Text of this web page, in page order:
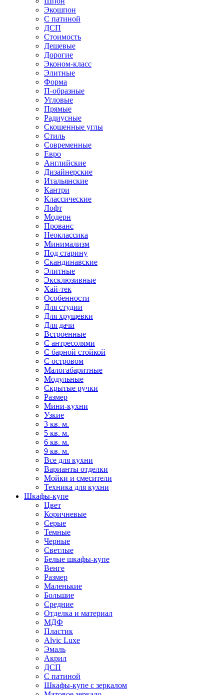
Экошпон
С патиной
ДСП
Стоимость
Дешевые
Дорогие
Эконом-класс
Элитные
Форма
П-образные
Угловые
Прямые
Радиусные
Скошенные углы
Стиль
Современные
Евро
Английские
Дизайнерские
Итальянские
Кантри
Классические
Лофт
Модерн
Прованс
Неоклассика
Минимализм
Под старину
Скандинавские
Элитные
Эксклюзивные
Хай-тек
Особенности
Для студии
Для хрущевки
Для дачи
Встроенные
С антресолями
С барной стойкой
С островом
Малогабаритные
Модульные
Скрытые ручки
Размер
Мини-кухни
Узкие
3 кв. м.
5 кв. м.
6 кв. м.
9 кв. м.
Все для кухни
Варианты отделки
Мойки и смесители
Техника для кухни
Шкафы-купе
Цвет
Коричневые
Серые
Темные
Черные
Светлые
Белые шкафы-купе
Венге
Размер
Маленькие
Большие
Средние
Отделка и материал
МДФ
Пластик
Alvic Luxe
Эмаль
Акрил
ДСП
С патиной
Шкафы-купе с зеркалом